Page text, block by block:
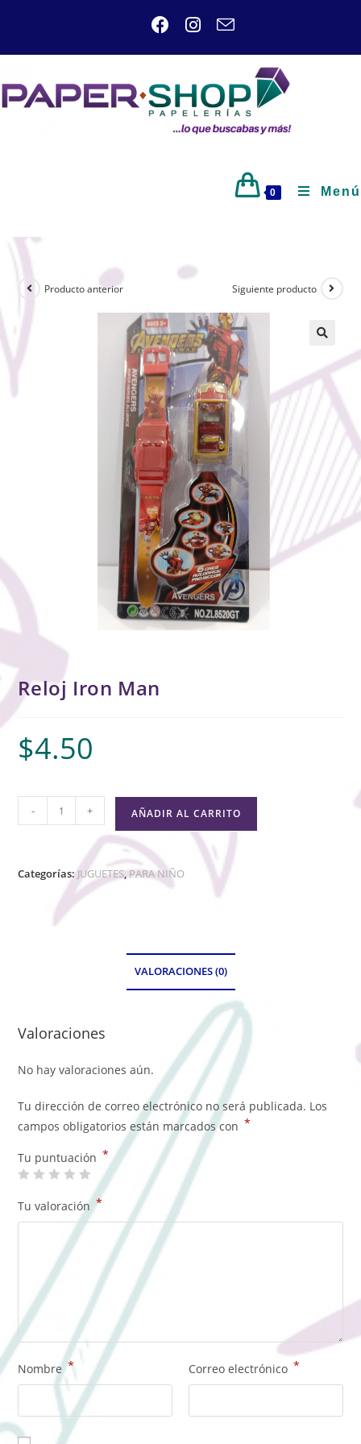
0 Menú
Producto anterior Siguiente producto
Reloj Iron Man
$4.50
- + AÑADIR AL CARRITO
Categorías:JUGUETES,PARA NIÑO
VALORACIONES (0)
Valoraciones
No hay valoraciones aún.
Tu dirección de correo electrónico no será publicada. Los
campos obligatorios están marcados con *
Tu puntuación *
Tu valoración *
Nombre* Correo electrónico *